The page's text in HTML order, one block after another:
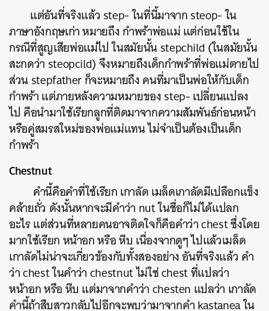
แต่อันที่จริงแล้ว step- ในที่นี้มาจาก steop- ใน
ภาษาอังกฤษเก่า หมายถึง กำพร้าพ่อแม่ แต่ก่อนใช้ใน
กรณีที่สูญเสียพ่อแม่ไป ในสมัยนั้น stepchild (ในสมัยนั้น
สะกดว่า steopcild) จึงหมายถึงเด็กกำพร้าที่พ่อแม่ตายไป
ส่วน stepfather ก็จะหมายถึง คนที่มาเป็นพ่อให้กับเด็ก
กำพร้า แต่ภายหลังความหมายของ step- เปลี่ยนแปลง
ไป คือนำมาใช้เรียกลูกที่ติดมาจากความสัมพันธ์ก่อนหน้า
หรือคู่สมรสใหม่ของพ่อแม่แทน ไม่จำเป็นต้องเป็นเด็ก
กำพร้า
Chestnut
คำนี้คือคำที่ใช้เรียก เกาลัด เมล็ดเกาลัดมีเปลือกแข็ง
คล้ายถั่ว ดังนั้นหากจะมีคำว่า nut ในชื่อก็ไม่ได้แปลก
อะไร แต่ส่วนที่หลายคนอาจติดใจก็คือคำว่า chest ซึ่งโดย
มากใช้เรียก หน้าอก หรือ หีบ เนื่องจากดูๆ ไปแล้วเมล็ด
เกาลัดไม่น่าจะเกี่ยวข้องกับทั้งสองอย่าง อันที่จริงแล้ว คำ
ว่า chest ในคำว่า chestnut ไม่ใช่ chest ที่แปลว่า
หน้าอก หรือ หีบ แต่มาจากคำว่า chesten แปลว่า เกาลัด
คำนี้ถ้าสืบสาวกลับไปอีกจะพบว่ามาจากคำ kastanea ใน